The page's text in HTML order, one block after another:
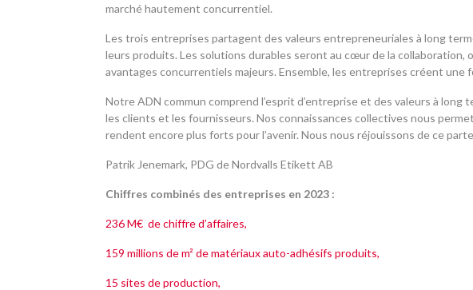
marché hautement concurrentiel.
Les trois entreprises partagent des valeurs entrepreneuriales à long
leurs produits. Les solutions durables seront au cœur de la collaboration,
avantages concurrentiels majeurs. Ensemble, les entreprises créent
Notre ADN commun comprend l’esprit d’entreprise et des valeurs à
les clients et les fournisseurs. Nos connaissances collectives nous
rendent encore plus forts pour l’avenir. Nous nous réjouissons de ce
Patrik Jenemark, PDG de Nordvalls Etikett AB
Chiffres combinés des entreprises en 2023 :
236 M€ de chiffre d’affaires,
159 millions de m² de matériaux auto-adhésifs produits,
15 sites de production,